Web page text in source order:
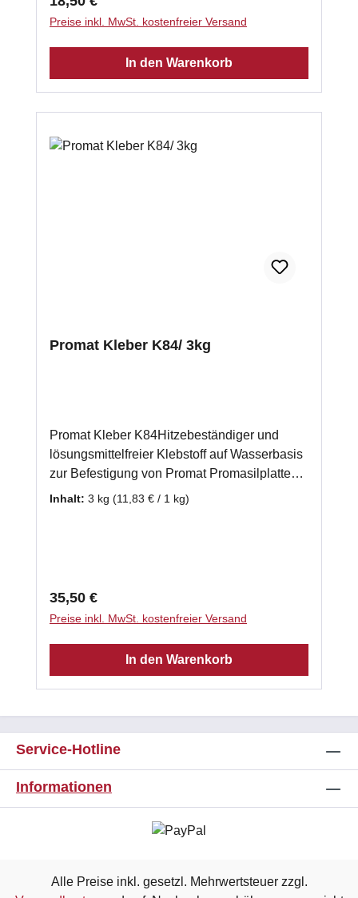
Abbindezeit: 8 h Laut Herstellerempfehlung
benötigen Sie ca. 2kg Promasilkleber je m²
Promasilplatte.
Preise inkl. MwSt. kostenfreier Versand
In den Warenkorb
Promat Kleber K84/ 3kg
Promat Kleber K84Hitzebeständiger und
lösungsmittelfreier Klebstoff auf Wasserbasis
zur Befestigung von Promat Promasilplatten,
und Wärmedämmplatten. Auch zur
Abbindezeit: 8 h Laut Herstellerempfehlung
benötigen Sie ca. 2kg Promasilkleber je m²
Promasilplatte.
Inhalt: 3 kg (11,83 € / 1 kg)
Regulärer Preis:
35,50 €
Preise inkl. MwSt. kostenfreier Versand
In den Warenkorb
Service-Hotline
Informationen
Alle Preise inkl. gesetzl. Mehrwertsteuer zzgl.